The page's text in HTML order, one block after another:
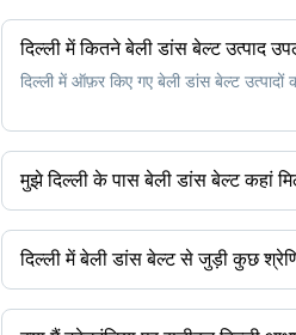
दिल्ली में कितने बेली डांस बेल्ट उत्पाद
दिल्ली में ऑफ़र किए गए बेली डांस बेल्ट उत्पादों
मुझे दिल्ली के पास बेली डांस बेल्ट कहां
आप बेली डांस बेल्ट को दिल्ली के आस-पास पा
दिल्ली में बेली डांस बेल्ट से जुड़ी कुछ
दिल्ली में बेली डांस बेल्ट से संबंधित कुछ श्रेणियों में
बेल्ट दिल्ली में लोचदार बेल्ट दिल्ली में क्रिस्टल